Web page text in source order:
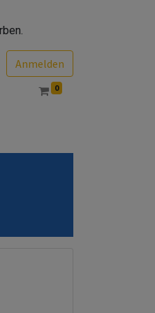
Anmelden
0